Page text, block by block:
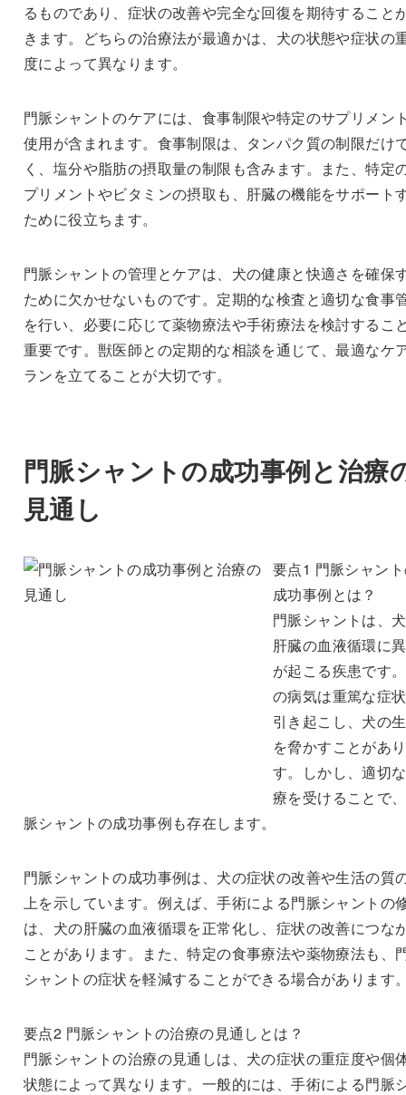
るものであり、症状の改善や完全な回復を期待すること
きます。どちらの治療法が最適かは、犬の状態や症状の
度によって異なります。
門脈シャントのケアには、食事制限や特定のサプリメン
使用が含まれます。食事制限は、タンパク質の制限だけ
く、塩分や脂肪の摂取量の制限も含みます。また、特定
プリメントやビタミンの摂取も、肝臓の機能をサポート
ために役立ちます。
門脈シャントの管理とケアは、犬の健康と快適さを確保
ために欠かせないものです。定期的な検査と適切な食事
を行い、必要に応じて薬物療法や手術療法を検討するこ
重要です。獣医師との定期的な相談を通じて、最適なケ
ランを立てることが大切です。
門脈シャントの成功事例と治療
見通し
要点1 門脈シャン
成功事例とは？
門脈シャントは、
肝臓の血液循環に
が起こる疾患です
の病気は重篤な症
引き起こし、犬の
を脅かすことがあ
す。しかし、適切
療を受けることで
脈シャントの成功事例も存在します。
門脈シャントの成功事例は、犬の症状の改善や生活の質
上を示しています。例えば、手術による門脈シャントの
は、犬の肝臓の血液循環を正常化し、症状の改善につな
ことがあります。また、特定の食事療法や薬物療法も、
シャントの症状を軽減することができる場合があります
要点2 門脈シャントの治療の見通しとは？
門脈シャントの治療の見通しは、犬の症状の重症度や個
状態によって異なります。一般的には、手術による門脈